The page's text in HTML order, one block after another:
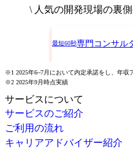
\ 人気の開発現場の裏
最短60秒専門コンサル
※1 2025年6~7月において内定承諾をし、年収
※2 2025年9月時点実績
サービスについて
サービスのご紹介
ご利用の流れ
キャリアアドバイザー紹介